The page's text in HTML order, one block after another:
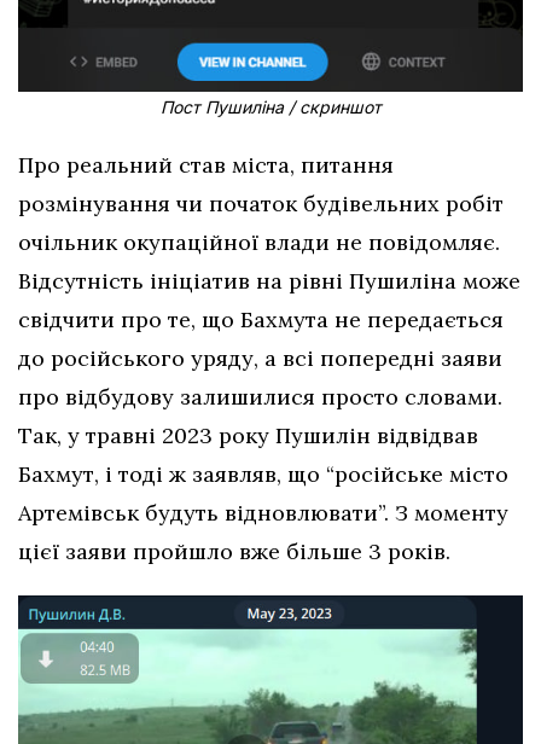
Пост Пушиліна / скриншот
Про реальний став міста, питання
розмінування чи початок будівельних робіт
очільник окупаційної влади не повідомляє.
Відсутність ініціатив на рівні Пушиліна може
свідчити про те, що Бахмута не передається
до російського уряду, а всі попередні заяви
про відбудову залишилися просто словами.
Так, у травні 2023 року Пушилін відвідвав
Бахмут, і тоді ж заявляв, що “російське місто
Артемівськ будуть відновлювати”. З моменту
цієї заяви пройшло вже більше 3 років.